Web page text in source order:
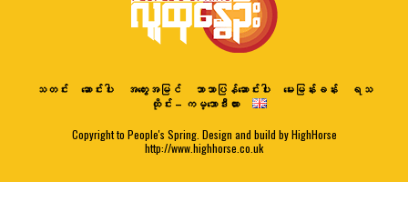
သတင်း ဆောင်းပါး အတွေးအမြင် ဘာသာပြန်ဆောင်းပါး မေးမြန်းခန်း
ရသ
ထိုင်း – ကမ္ဘောဒီးယား
Copyright to People's Spring. Design and build by HighHorse
http://www.highhorse.co.uk